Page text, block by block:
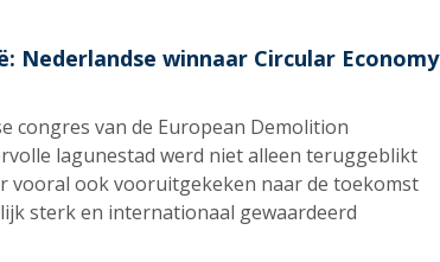
Nederlandse winnaar Circular Economy
congres van de European Demolition
lagunestad werd niet alleen teruggeblikt
vooral ook vooruitgekeken naar de toekomst
sterk en internationaal gewaardeerd